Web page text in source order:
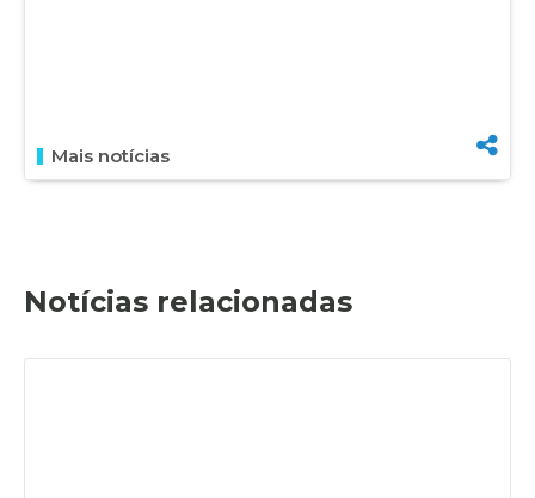
Mais notícias
Notícias relacionadas